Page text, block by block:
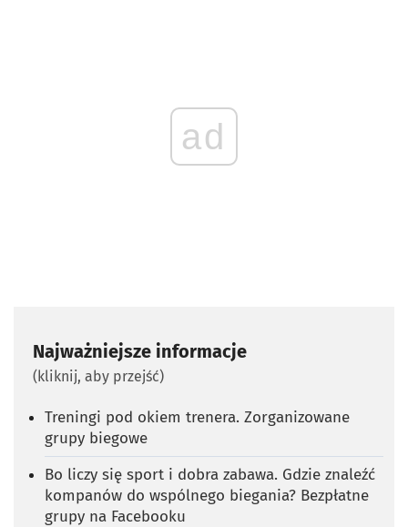
ad
Najważniejsze informacje
(kliknij, aby przejść)
Treningi pod okiem trenera. Zorganizowane
grupy biegowe
Bo liczy się sport i dobra zabawa. Gdzie znaleźć
kompanów do wspólnego biegania? Bezpłatne
grupy na Facebooku